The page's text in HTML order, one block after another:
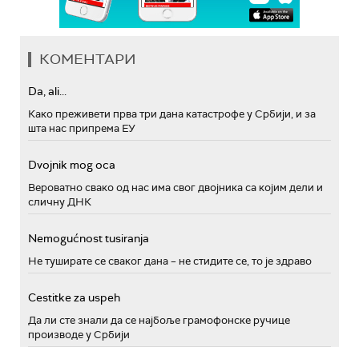
КОМЕНТАРИ
Da, ali...
Како преживети прва три дана катастрофе у Србији, и за
шта нас припрема ЕУ
Dvojnik mog oca
Вероватно свако од нас има свог двојника са којим дели и
сличну ДНК
Nemogućnost tusiranja
Не туширате се сваког дана – не стидите се, то је здраво
Cestitke za uspeh
Да ли сте знали да се најбоље грамофонске ручице
производе у Србији